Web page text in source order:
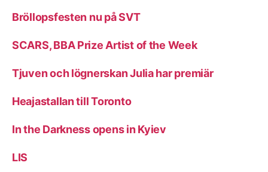
Bröllopsfesten nu på SVT
SCARS, BBA Prize Artist of the Week
Tjuven och lögnerskan Julia har premiär
Heajastallan till Toronto
In the Darkness opens in Kyiev
LIS